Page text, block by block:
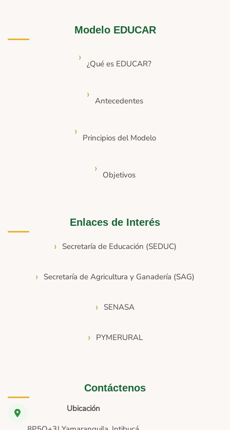
Modelo EDUCAR
¿Qué es EDUCAR?
Antecedentes
Principios del Modelo
Objetivos
Enlaces de Interés
Secretaría de Educación (SEDUC)
Secretaría de Agricultura y Ganadería (SAG)
SENASA
PYMERURAL
Contáctenos
Ubicación